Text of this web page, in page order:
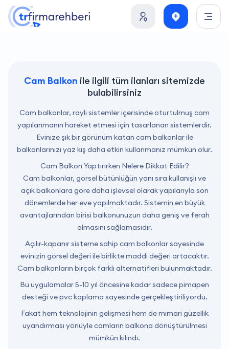
Cam Balkon ile ilgili tüm ilanları sitemizde
bulabilirsiniz
Cam balkonlar, raylı sistemler içerisinde oturtulmuş cam
yapılanmanın hareket etmesi için tasarlanan sistemlerdir.
Evinize şık bir görünüm katan cam balkonlar ile
balkonlarınızı yaz kış daha etkin kullanmanız mümkün olur.
Cam Balkon Yaptırırken Nelere Dikkat Edilir?
Cam balkonlar, görsel bütünlüğün yanı sıra kullanışlı ve
açık balkonlara göre daha işlevsel olarak yapılarıyla son
dönemlerde her eve yapılmaktadır. Sistemin en büyük
avantajlarından birisi balkonunuzun daha geniş ve ferah
olmasını sağlamasıdır.
Açılır-kapanır sisteme sahip cam balkonlar sayesinde
evinizin görsel değeri ile birlikte maddi değeri artacaktır.
Cam balkonların birçok farklı alternatifleri bulunmaktadır.
Bu uygulamalar 5-10 yıl öncesine kadar sadece pimapen
desteği ve pvc kaplama sayesinde gerçekleştiriliyordu.
Fakat hem teknolojinin gelişmesi hem de mimari güzellik
uyandırması yönüyle camların balkona dönüştürülmesi
mümkün kılındı.